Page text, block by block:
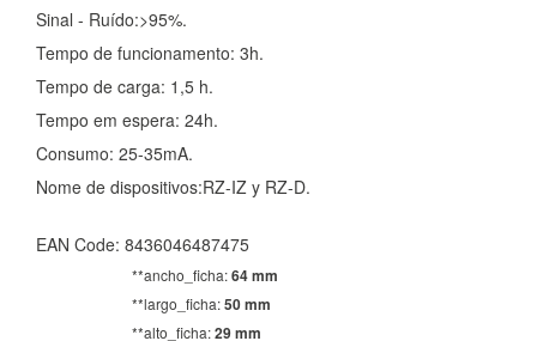
Sinal - Ruído:>95%.
Tempo de funcionamento: 3h.
Tempo de carga: 1,5 h.
Tempo em espera: 24h.
Consumo: 25-35mA.
Nome de dispositivos:RZ-IZ y RZ-D.
EAN Code: 8436046487475
**ancho_ficha:64 mm
**largo_ficha:50 mm
**alto_ficha:29 mm
CONFIGURACIÓN DE COOKIES
HABILITAR TODO
Cookies necesarias
Estas cookies son necesarias para que el sitio web
funcione y no se pueden desactivar en nuestros sistemas.
Puede configurar su navegador para bloquear o alertar